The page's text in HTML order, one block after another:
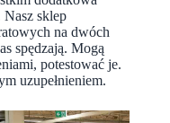
Nasz sklep
na dwóch
spędzają. Mogą
potestować je.
uzupełnieniem.